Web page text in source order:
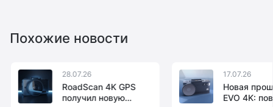
Похожие новости
28.07.26
RoadScan 4K GPS
получил новую
17.07.26
Новая
EVO 4K: